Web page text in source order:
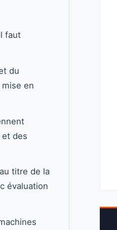
faut
du
en
et des
titre de la
évaluation